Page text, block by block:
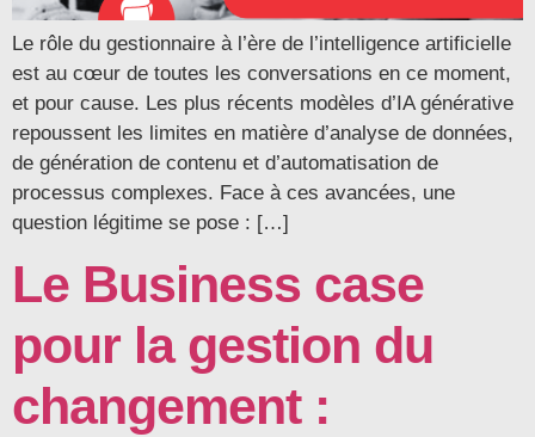
Le rôle du gestionnaire à l’ère de l’intelligence artificielle
est au cœur de toutes les conversations en ce moment,
et pour cause. Les plus récents modèles d’IA générative
repoussent les limites en matière d’analyse de données,
de génération de contenu et d’automatisation de
processus complexes. Face à ces avancées, une
question légitime se pose : […]
Le Business case
pour la gestion du
changement :